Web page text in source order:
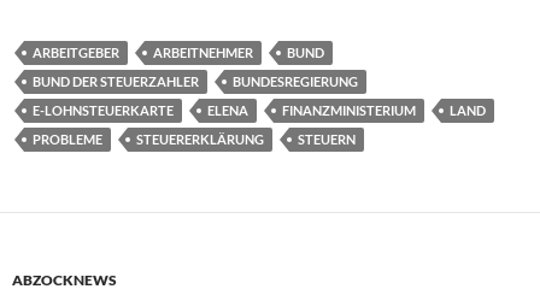
ARBEITGEBER ARBEITNEHMER
BUND
BUND DER STEUERZAHLER
BUNDESREGIERUNG
E-LOHNSTEUERKARTE
ELENA FINANZMINISTERIUM
LAND
PROBLEME
STEUERERKLÄRUNG STEUERN
ABZOCKNEWS